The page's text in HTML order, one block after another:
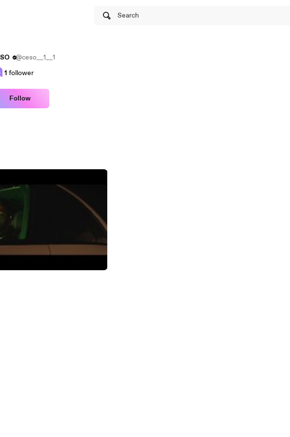
Search
@ceso__1__1
1 follower
Follow